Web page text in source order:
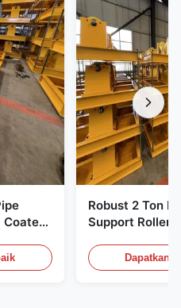
Coated
Robust 2 Ton
Support Roller
Pipe
Dapatkan